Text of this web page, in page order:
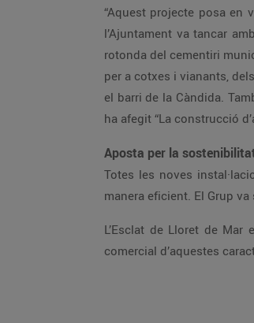
“Aquest projecte posa en
l’Ajuntament va tancar
rotonda del cementiri
per a cotxes i vianants,
el barri de la Càndida.
ha afegit “La construcció
Aposta per la
Totes les noves
manera eficient. El Grup
L’Esclat de Lloret de
comercial d’aquestes